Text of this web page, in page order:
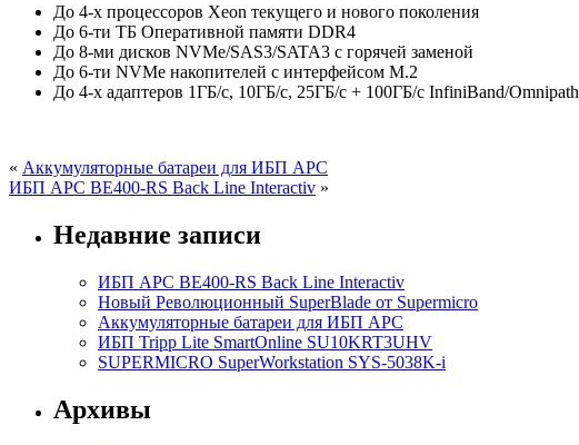
До 4-х процессоров Xeon текущего и нового поколения
До 6-ти ТБ Оперативной памяти DDR4
До 8-ми дисков NVMe/SAS3/SATA3 с горячей заменой
До 6-ти NVMe накопителей с интерфейсом M.2
До 4-х адаптеров 1ГБ/с, 10ГБ/с, 25ГБ/с + 100ГБ/с InfiniBand/Omnipath
« Аккумуляторные батареи для ИБП APC
ИБП APC BE400-RS Back Line Interactiv »
Недавние записи
ИБП APC BE400-RS Back Line Interactiv
Новый Революционный SuperBlade от Supermicro
Аккумуляторные батареи для ИБП APC
ИБП Tripp Lite SmartOnline SU10KRT3UHV
SUPERMICRO SuperWorkstation SYS-5038K-i
Архивы